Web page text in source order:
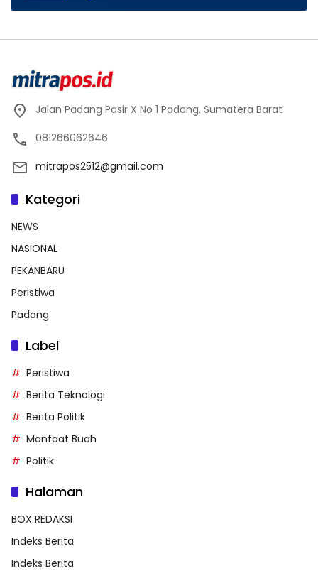
Jalan Padang Pasir X No 1 Padang, Sumatera Barat
081266062646
mitrapos2512@gmail.com
Kategori
NEWS
NASIONAL
PEKANBARU
Peristiwa
Padang
Label
Peristiwa
Berita Teknologi
Berita Politik
Manfaat Buah
Politik
Halaman
BOX REDAKSI
Indeks Berita
Indeks Berita